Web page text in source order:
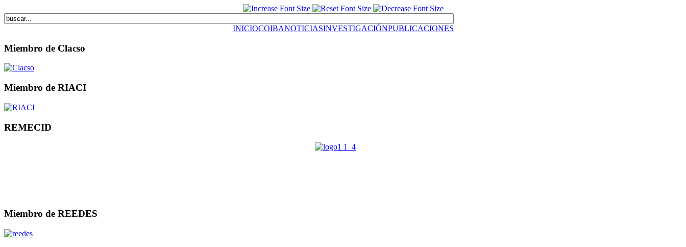
INICIOCOIBANOTICIASINVESTIGACIÓNPUBLICACIONES
Miembro de Clacso
Miembro de RIACI
REMECID
Miembro de REEDES